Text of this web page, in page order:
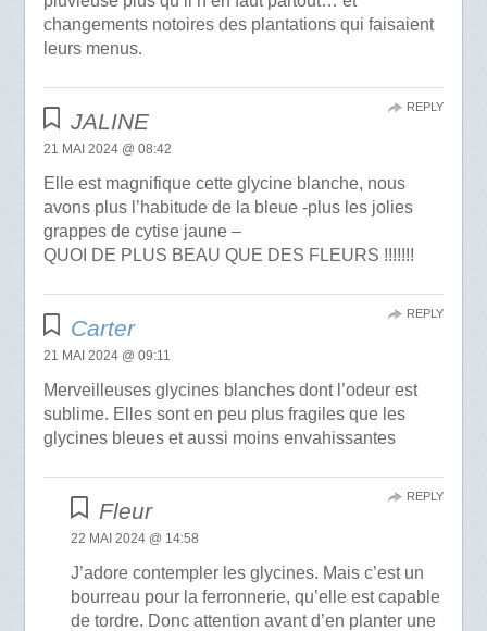
changements notoires des plantations qui faisaient
leurs menus.
JALINE
21 MAI 2024 @ 08:42
Elle est magnifique cette glycine blanche, nous
avons plus l’habitude de la bleue -plus les jolies
grappes de cytise jaune –
QUOI DE PLUS BEAU QUE DES FLEURS !!!!!!!
REPLY
Carter
21 MAI 2024 @ 09:11
Merveilleuses glycines blanches dont l’odeur est
sublime. Elles sont en peu plus fragiles que les
glycines bleues et aussi moins envahissantes
REPLY
Fleur
22 MAI 2024 @ 14:58
J’adore contempler les glycines. Mais c’est un
bourreau pour la ferronnerie, qu’elle est capable
de tordre. Donc attention avant d’en planter une
REPLY